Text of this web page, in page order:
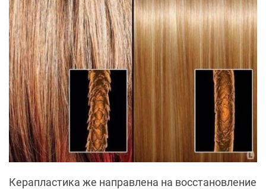
Керапластика же направлена на восстановление